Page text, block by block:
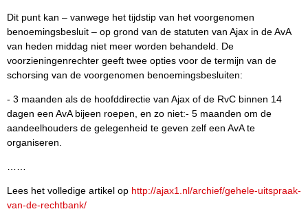
Dit punt kan – vanwege het tijdstip van het voorgenomen
benoemingsbesluit – op grond van de statuten van Ajax in de AvA
van heden middag niet meer worden behandeld. De
voorzieningenrechter geeft twee opties voor de termijn van de
schorsing van de voorgenomen benoemingsbesluiten:
- 3 maanden als de hoofddirectie van Ajax of de RvC binnen 14
dagen een AvA bijeen roepen, en zo niet:- 5 maanden om de
aandeelhouders de gelegenheid te geven zelf een AvA te
organiseren.
Lees het volledige artikel op http://ajax1.nl/archief/gehele-uitspraak-
van-de-rechtbank/